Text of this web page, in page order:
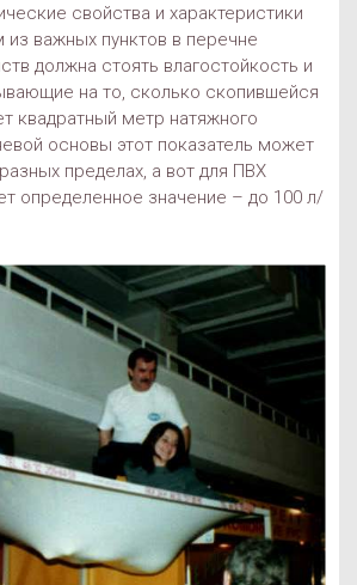
свойства и характеристики
из важных пунктов в перечне
должна стоять влагостойкость и
на то, сколько скопившейся
квадратный метр натяжного
основы этот показатель может
пределах, а вот для ПВХ
определенное значение – до 100 л/